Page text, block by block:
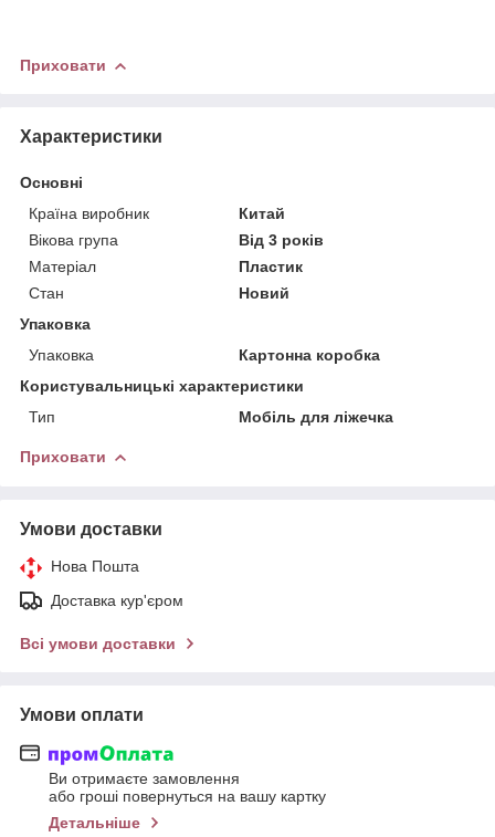
Приховати
Характеристики
Основні
Країна виробник
Китай
Вікова група
Від 3 років
Матеріал
Пластик
Стан
Новий
Упаковка
Упаковка
Картонна коробка
Користувальницькі характеристики
Тип
Мобіль для ліжечка
Приховати
Умови доставки
Нова Пошта
Доставка кур'єром
Всі умови доставки
Умови оплати
Ви отримаєте замовлення
або гроші повернуться на вашу картку
Детальніше